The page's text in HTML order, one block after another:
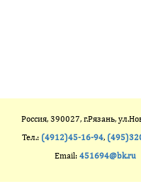
Россия, 390027, г.Рязань,
Тел.: (4912)45-16-94,
Email: 451694@bk.ru